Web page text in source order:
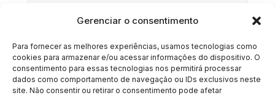
Gerenciar o consentimento
Para fornecer as melhores experiências, usamos tecnologias como
cookies para armazenar e/ou acessar informações do dispositivo. O
consentimento para essas tecnologias nos permitirá processar
dados como comportamento de navegação ou IDs exclusivos neste
site. Não consentir ou retirar o consentimento pode afetar
Rússia
Sociedade